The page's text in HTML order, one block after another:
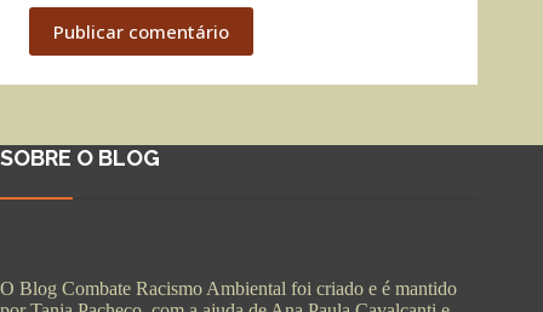
Publicar comentário
SOBRE O BLOG
O Blog Combate Racismo Ambiental foi criado e é mantido